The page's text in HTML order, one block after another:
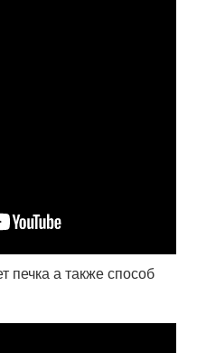
печка а также способ